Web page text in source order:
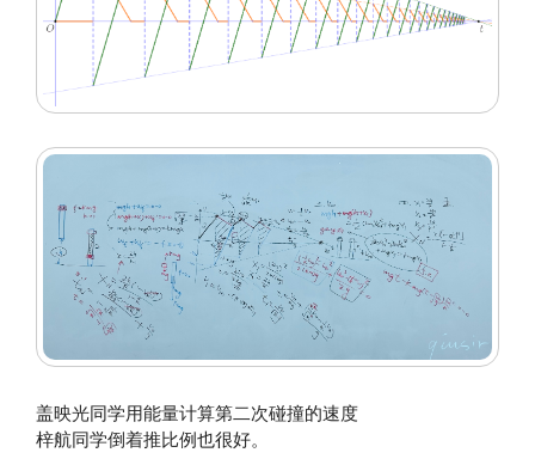
盖映光同学用能量计算第二次碰撞的速度
梓航同学倒着推比例也很好。